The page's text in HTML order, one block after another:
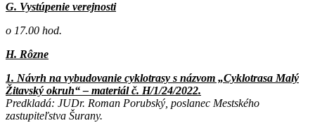
G. Vystúpenie verejnosti
o 17.00 hod.
H. Rôzne
1. Návrh na vybudovanie cyklotrasy s názvom „Cyklotrasa Malý
Žitavský okruh“ – materiál č. H/1/24/2022.
Predkladá: JUDr. Roman Porubský, poslanec Mestského
zastupiteľstva Šurany.